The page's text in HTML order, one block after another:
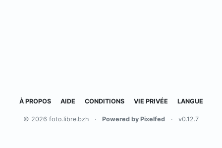
À PROPOS AIDE CONDITIONS VIE PRIVÉE LANGUE
© 2026 foto.libre.bzh · Powered by Pixelfed · v0.12.7